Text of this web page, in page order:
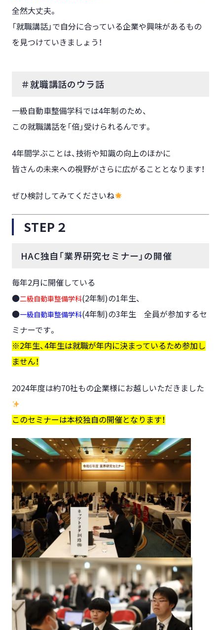
全然大丈夫。
「就職講話」で自分に合っている企業や興味があるもの
を見つけていきましょう！
＃就職講話のウラ話
一級自動車整備学科では4年制のため、
この就職講話を「倍」受けられるんです。
4年間学ぶことは、技術や知識の向上のほかに
皆さんの未来への視野がさらに広がることとなります！
ぜひ検討してみてくださいね
STEP２
HAC独自「業界研究セミナー」の開催
毎年2月に開催している
●二級自動車整備学科(2年制)の1年生、
●一級自動車整備学科(4年制)の3年生 全員が参加するセ
ミナーです。
※2年生、4年生は就職が年内に決まっているため参加し
ません！
2024年度は約70社もの企業様にお越しいただきました
このセミナーは本校独自の開催となります！